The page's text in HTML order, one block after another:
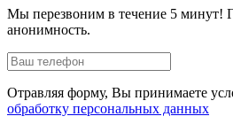
Мы перезвоним в течение 5 минут!
анонимность.
Отравляя форму, Вы принимаете
обработку персональных данных